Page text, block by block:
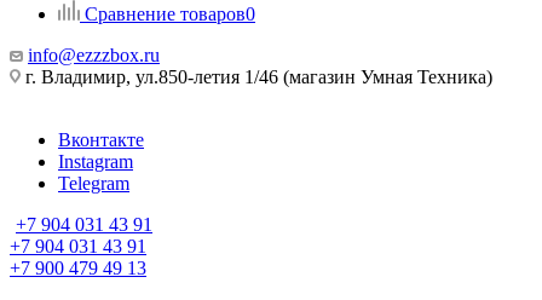
Сравнение товаров0
info@ezzzbox.ru
г. Владимир, ул.850-летия 1/46 (магазин Умная Техника)
Вконтакте
Instagram
Telegram
+7 904 031 43 91
+7 904 031 43 91
+7 900 479 49 13